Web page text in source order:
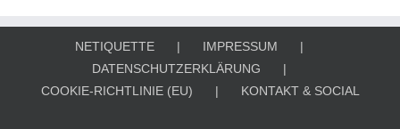
NETIQUETTE
IMPRESSUM
DATENSCHUTZERKLÄRUNG
COOKIE-RICHTLINIE (EU)
KONTAKT & SOCIAL